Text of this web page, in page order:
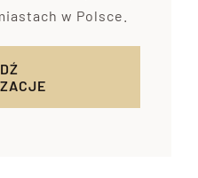
w Polsce.